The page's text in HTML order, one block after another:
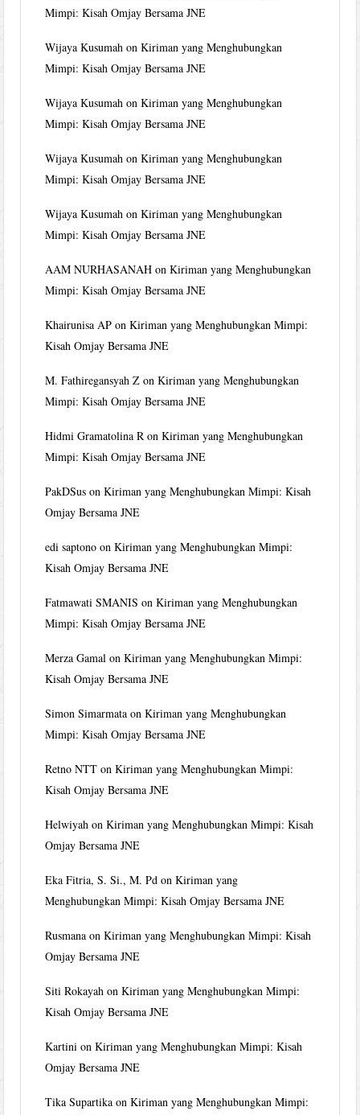
Mimpi: Kisah Omjay Bersama JNE
Wijaya Kusumah onKiriman yang Menghubungkan
Mimpi: Kisah Omjay Bersama JNE
Wijaya Kusumah onKiriman yang Menghubungkan
Mimpi: Kisah Omjay Bersama JNE
Wijaya Kusumah onKiriman yang Menghubungkan
Mimpi: Kisah Omjay Bersama JNE
Wijaya Kusumah onKiriman yang Menghubungkan
Mimpi: Kisah Omjay Bersama JNE
AAM NURHASANAH onKiriman yang Menghubungkan
Mimpi: Kisah Omjay Bersama JNE
Khairunisa AP onKiriman yang Menghubungkan Mimpi:
Kisah Omjay Bersama JNE
M. Fathiregansyah Z onKiriman yang Menghubungkan
Mimpi: Kisah Omjay Bersama JNE
Hidmi Gramatolina R onKiriman yang Menghubungkan
Mimpi: Kisah Omjay Bersama JNE
PakDSus onKiriman yang Menghubungkan Mimpi: Kisah
Omjay Bersama JNE
edi saptono onKiriman yang Menghubungkan Mimpi:
Kisah Omjay Bersama JNE
Fatmawati SMANIS onKiriman yang Menghubungkan
Mimpi: Kisah Omjay Bersama JNE
Merza Gamal onKiriman yang Menghubungkan Mimpi:
Kisah Omjay Bersama JNE
Simon Simarmata onKiriman yang Menghubungkan
Mimpi: Kisah Omjay Bersama JNE
Retno NTT onKiriman yang Menghubungkan Mimpi:
Kisah Omjay Bersama JNE
Helwiyah onKiriman yang Menghubungkan Mimpi: Kisah
Omjay Bersama JNE
Eka Fitria, S. Si., M. Pd onKiriman yang
Menghubungkan Mimpi: Kisah Omjay Bersama JNE
Rusmana onKiriman yang Menghubungkan Mimpi: Kisah
Omjay Bersama JNE
Siti Rokayah onKiriman yang Menghubungkan Mimpi:
Kisah Omjay Bersama JNE
Kartini onKiriman yang Menghubungkan Mimpi: Kisah
Omjay Bersama JNE
Tika Supartika onKiriman yang Menghubungkan Mimpi: